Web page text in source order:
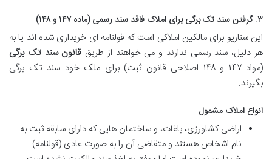
۳. گرفتن سند تک برگی برای املاک فاقد سند رسمی (ماده ۱۴۷ و ۱۴۸)
این سناریو برای مالکین املاکی است که قولنامه ای خریداری شده اند یا به
هر دلیل، سند رسمی ندارند و می خواهند از طریق قانون سند تک برگی
(مواد ۱۴۷ و ۱۴۸ اصلاحی قانون ثبت) برای ملک خود سند تک برگی
بگیرند.
انواع املاک مشمول
اراضی کشاورزی، باغات، و ساختمان هایی که دارای سابقه ثبت به
نام اشخاص هستند و متقاضی آن را به صورت عادی (قولنامه)